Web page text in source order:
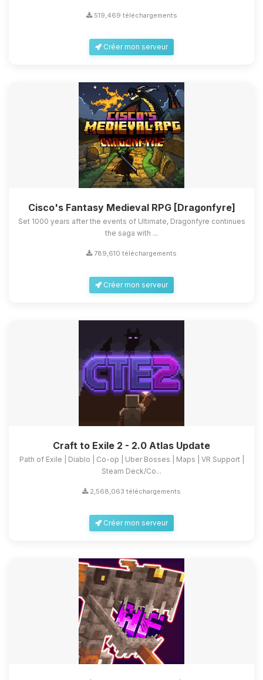
519,469 téléchargements
Créer mon serveur
Cisco's Fantasy Medieval RPG [Dragonfyre]
Set 1000 years after the events of Ultimate, Dragonfyre continues
the saga with ...
789,610 téléchargements
Créer mon serveur
Craft to Exile 2 - 2.0 Atlas Update
Path of Exile | Diablo | Co-op | Uber Bosses | Maps | VR Support |
Steam Deck/Co...
2,568,063 téléchargements
Créer mon serveur